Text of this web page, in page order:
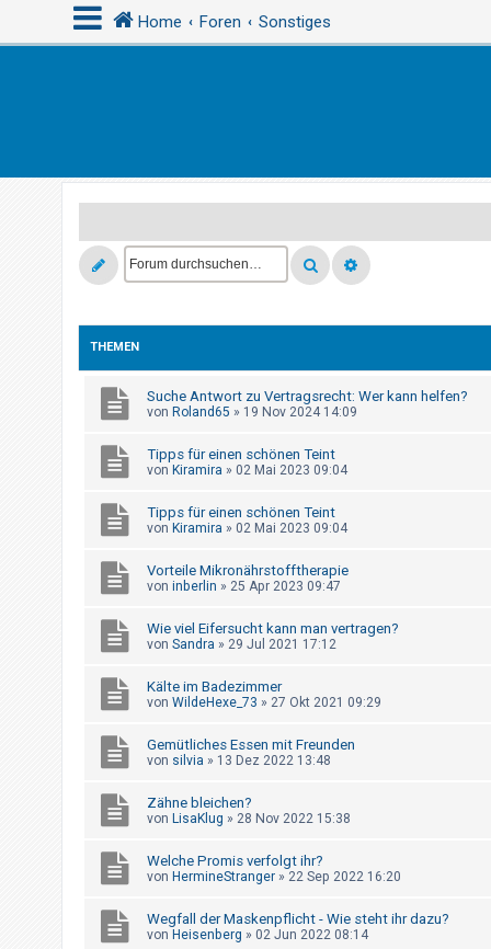
Home Foren Sonstiges
THEMEN
Suche Antwort zu Vertragsrecht: Wer kann helfen?
von Roland65 » 19 Nov 2024 14:09
Tipps für einen schönen Teint
von Kiramira » 02 Mai 2023 09:04
Tipps für einen schönen Teint
von Kiramira » 02 Mai 2023 09:04
Vorteile Mikronährstofftherapie
von inberlin » 25 Apr 2023 09:47
Wie viel Eifersucht kann man vertragen?
von Sandra » 29 Jul 2021 17:12
Kälte im Badezimmer
von WildeHexe_73 » 27 Okt 2021 09:29
Gemütliches Essen mit Freunden
von silvia » 13 Dez 2022 13:48
Zähne bleichen?
von LisaKlug » 28 Nov 2022 15:38
Welche Promis verfolgt ihr?
von HermineStranger » 22 Sep 2022 16:20
Wegfall der Maskenpflicht - Wie steht ihr dazu?
von Heisenberg » 02 Jun 2022 08:14